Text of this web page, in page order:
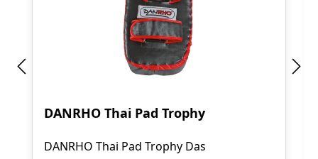
DANRHO Thai Pad Trophy
DANRHO Thai Pad Trophy Das